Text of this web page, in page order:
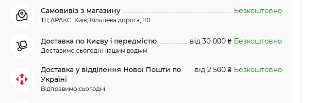
Самовивіз з магазину
ТЦ АРАКС, Київ, Кільцева дорога, 110
Безкоштовно
Доставка по Києву і передмістю
Доставимо сьогодні нашим водієм
від 30 000 ₴ Безкоштовно
Доставка у відділення Нової Пошти по
Україні
Відправимо сьогодні
від 2 500 ₴ Безкоштовно